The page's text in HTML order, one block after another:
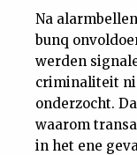
Contact
Na
bunq
werden
criminaliteit
onderzocht.
waarom
in het ene